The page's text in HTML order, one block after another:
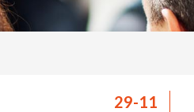
29-11